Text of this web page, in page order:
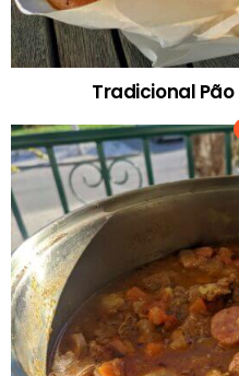
Tradicional